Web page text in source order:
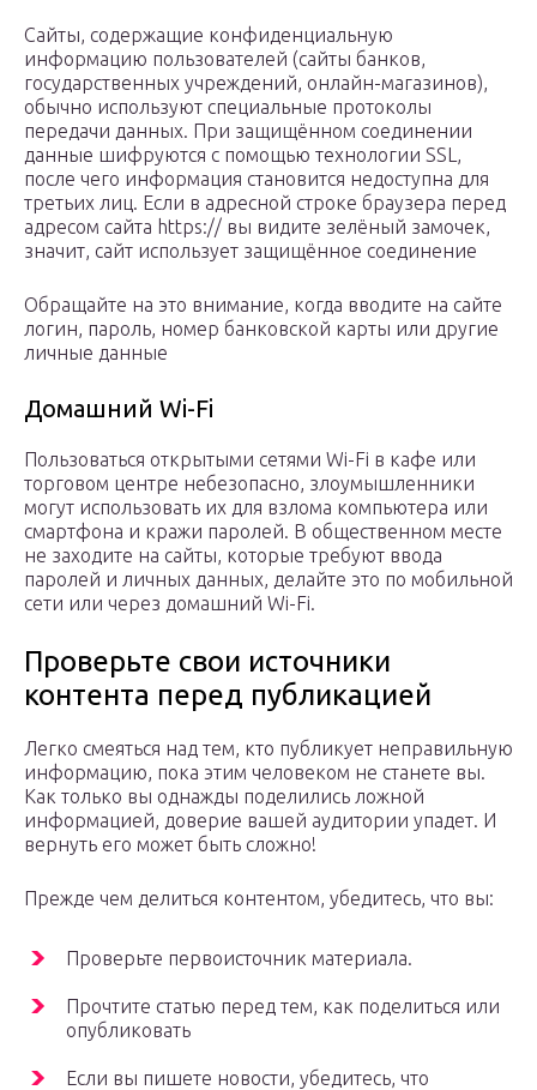
Сайты, содержащие конфиденциальную
информацию пользователей (сайты банков,
государственных учреждений, онлайн-магазинов),
обычно используют специальные протоколы
передачи данных. При защищённом соединении
данные шифруются с помощью технологии SSL,
после чего информация становится недоступна для
третьих лиц. Если в адресной строке браузера перед
адресом сайта https:// вы видите зелёный замочек,
значит, сайт использует защищённое соединение
Обращайте на это внимание, когда вводите на сайте
логин, пароль, номер банковской карты или другие
личные данные
Домашний Wi-Fi
Пользоваться открытыми сетями Wi-Fi в кафе или
торговом центре небезопасно, злоумышленники
могут использовать их для взлома компьютера или
смартфона и кражи паролей. В общественном месте
не заходите на сайты, которые требуют ввода
паролей и личных данных, делайте это по мобильной
сети или через домашний Wi-Fi.
Проверьте свои источники
контента перед публикацией
Легко смеяться над тем, кто публикует неправильную
информацию, пока этим человеком не станете вы.
Как только вы однажды поделились ложной
информацией, доверие вашей аудитории упадет. И
вернуть его может быть сложно!
Прежде чем делиться контентом, убедитесь, что вы:
Проверьте первоисточник материала.
Прочтите статью перед тем, как поделиться или
опубликовать
Если вы пишете новости, убедитесь, что